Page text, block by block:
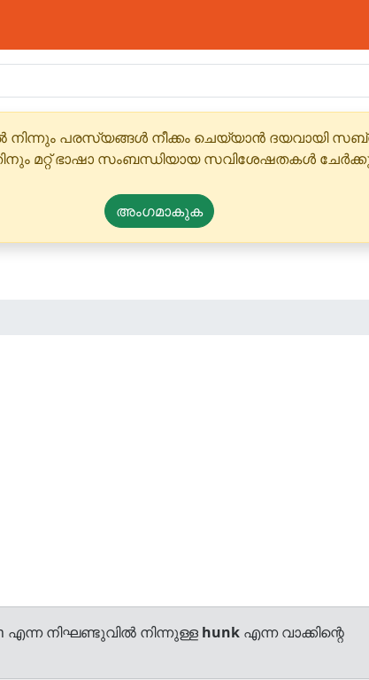
നിന്നും പരസ്യങ്ങൾ നീക്കം ചെയ്യാൻ
മറ്റ് ഭാഷാ സംബന്ധിയായ സവിശേഷതകൾ
അംഗമാകുക
എന്ന നിഘണ്ടുവിൽ നിന്നുള്ള hunk എന്ന വാക്കിന്റെ